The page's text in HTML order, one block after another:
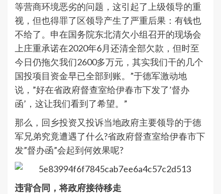
等营商环境恶劣的问题，这引起了上级领导的重
视，但也得罪了区领导产生了严重后果：有钱也
不给了。申在国务院东北清欠小组召开的现场会
上庄重承诺在2020年6月还清全部欠款，但时至
今日仍拖欠我们2600多万元，其实我们干的几个
国投项目资金早已全部到账。”于德军激动地
说，”好在省政府督查室给伊春市下发了’督办
函’，这让我们看到了希望。”
那么，回乡投资又投诉当地政府主要领导的于德
军兄弟究竟遭遇了什么?省政府督查室给伊春市下
发”督办函”会起到何效果呢?
违背合同，将政府接待移走